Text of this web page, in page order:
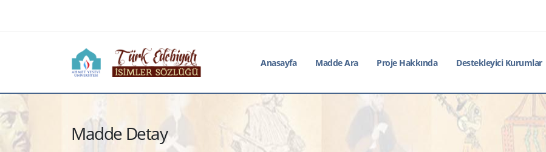
Anasayfa Madde Ara Proje Hakkında Destekleyici Kurumlar
Madde Detay